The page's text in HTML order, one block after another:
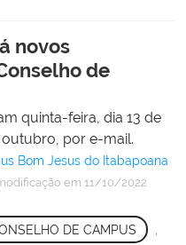
novos
de
quinta-feira, dia 13 de
por e-mail.
Bom Jesus do Itabapoana
em 11/10/2022
DE CAMPUS